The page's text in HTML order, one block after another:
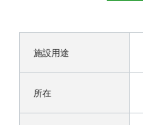
施設用途
所在